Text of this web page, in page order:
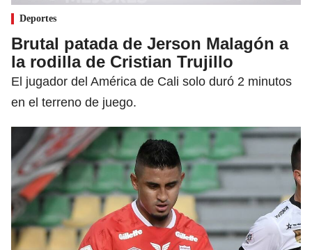
Deportes
Brutal patada de Jerson Malagón a
la rodilla de Cristian Trujillo
El jugador del América de Cali solo duró 2 minutos
en el terreno de juego.